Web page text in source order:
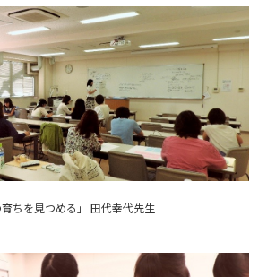
つめる」 田代幸代先生